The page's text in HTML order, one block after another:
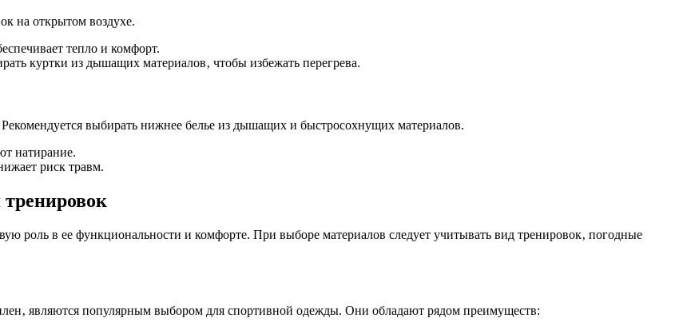
на открытом воздухе.
тепло и комфорт.
куртки из дышащих материалов‚ чтобы избежать перегрева.
выбирать нижнее белье из дышащих и быстросохнущих материалов.
натирание.
риск травм.
роль в ее функциональности и комфорте. При выборе материалов следует учитывать вид тренировок‚ погодные
являются популярным выбором для спортивной одежды. Они обладают рядом преимуществ: